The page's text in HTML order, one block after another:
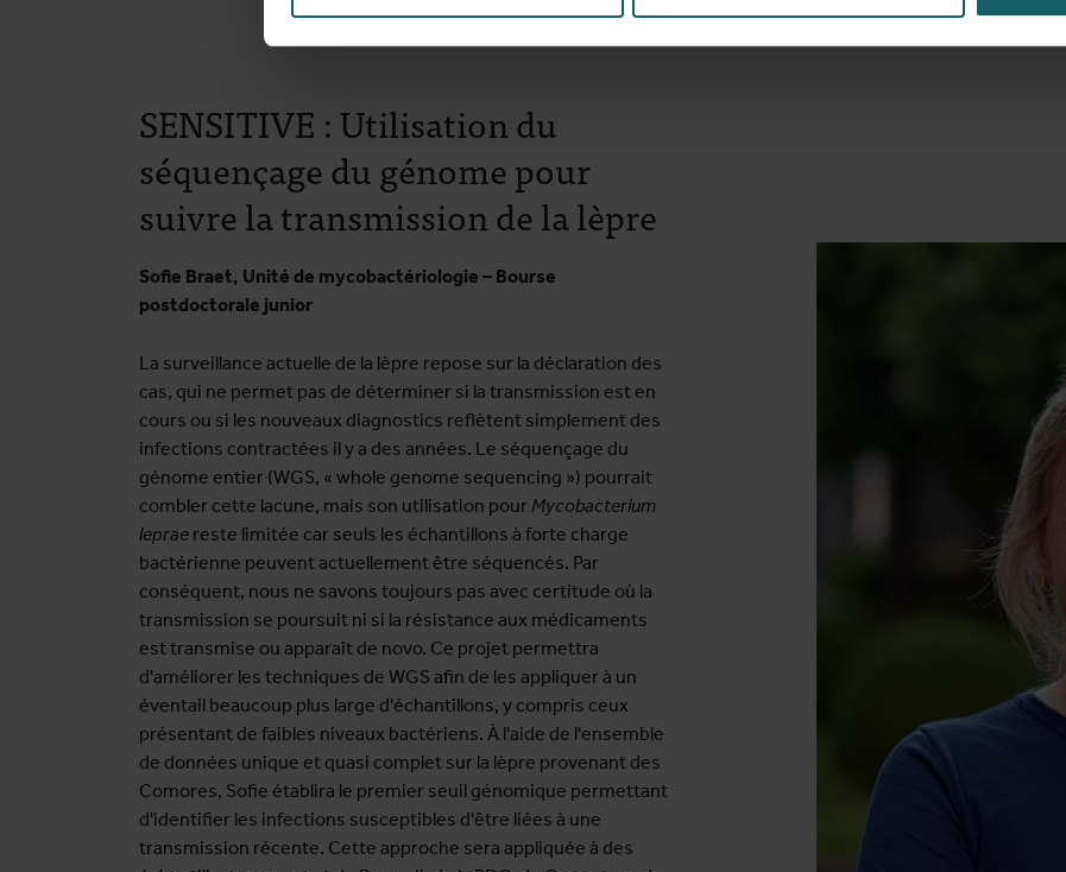
SENSITIVE : Utilisation du
séquençage du génome pour
suivre la transmission de la lèpre
Sofie Braet, Unité de mycobactériologie – Bourse
postdoctorale junior
La surveillance actuelle de la lèpre repose sur la déclaration des
cas, qui ne permet pas de déterminer si la transmission est en
cours ou si les nouveaux diagnostics reflètent simplement des
infections contractées il y a des années. Le séquençage du
génome entier (WGS, « whole genome sequencing ») pourrait
combler cette lacune, mais son utilisation pour Mycobacterium
leprae reste limitée car seuls les échantillons à forte charge
bactérienne peuvent actuellement être séquencés. Par
conséquent, nous ne savons toujours pas avec certitude où la
transmission se poursuit ni si la résistance aux médicaments
est transmise ou apparaît de novo. Ce projet permettra
d'améliorer les techniques de WGS afin de les appliquer à un
éventail beaucoup plus large d'échantillons, y compris ceux
présentant de faibles niveaux bactériens. À l'aide de l'ensemble
de données unique et quasi complet sur la lèpre provenant des
Comores, Sofie établira le premier seuil génomique permettant
d'identifier les infections susceptibles d'être liées à une
transmission récente. Cette approche sera appliquée à des